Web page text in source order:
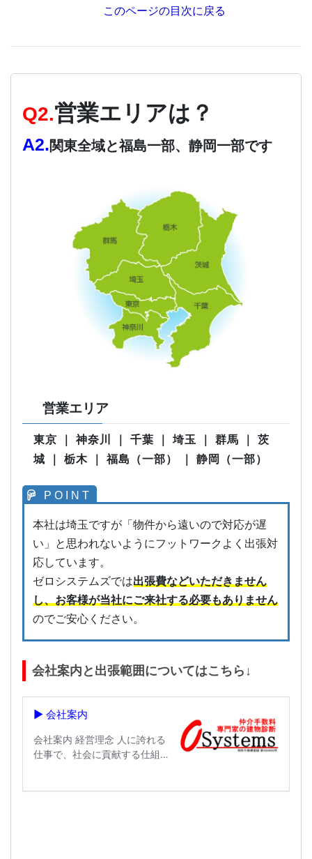
このページの目次に戻る
Q2.営業エリアは？
A2.関東全域と福島一部、静岡一部です
営業エリア
東京 ｜ 神奈川 ｜ 千葉 ｜ 埼玉 ｜ 群馬 ｜ 茨
城 ｜ 栃木 ｜ 福島（一部） ｜ 静岡（一部）
本社は埼玉ですが「物件から遠いので対応が遅
い」と思われないようにフットワークよく出張対
応しています。
ゼロシステムズでは出張費などいただきません
し、お客様が当社にご来社する必要もありません
のでご安心ください。
会社案内と出張範囲についてはこちら↓